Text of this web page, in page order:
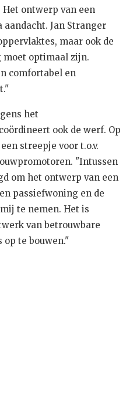
ontwerp van een
Jan Stranger
maar ook de
moet optimaal zijn.
comfortabel en
het
ook de werf. Op
streepje voor t.o.v.
"Intussen
om het ontwerp van een
passiefwoning en de
te nemen. Het is
van betrouwbare
te bouwen."